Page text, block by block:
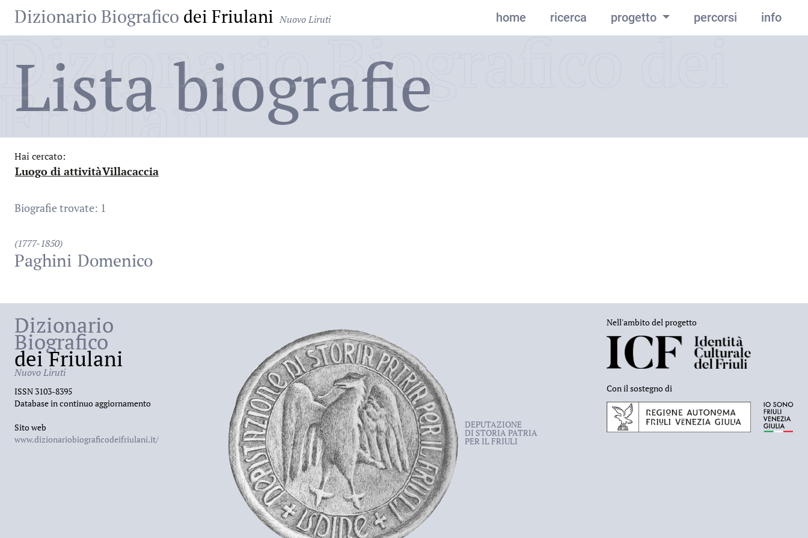
Dizionario Biografico dei Friulani Nuovo Liruti home ricerca progetto percorsi info
Dizionario Biografico dei
Friulani
Lista biografie
Hai cercato:
Luogo di attività
:Villacaccia
Biografie trovate: 1
(1777-1850)
Paghini Domenico
Dizionario
Biografico
dei Friulani
Nuovo Liruti
ISSN 3103-8395
Database in continuo aggiornamento
Sito web
www.dizionariobiograficodeifriulani.it/
DEPUTAZIONE
DI STORIA PATRIA
PER IL FRIULI
Nell'ambito del progetto
Con il sostegno di